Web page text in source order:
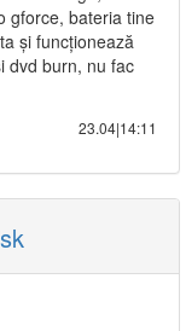
gforce, bateria tine
și funcționează
dvd burn, nu fac
23.04|14:11